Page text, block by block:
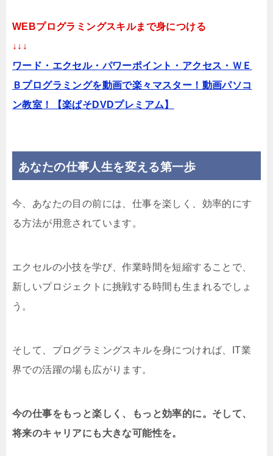
WEBプログラミングスキルまで身につける
↓↓↓
ワード・エクセル・パワーポイント・アクセス・ＷＥ
Ｂプログラミングを動画で楽々マスター！動画パソコ
ン教室！【楽ぱそDVDプレミアム】
あなたの仕事人生を変える第一歩
今、あなたの目の前には、仕事を楽しく、効率的にす
る方法が用意されています。
エクセルの小技を学び、作業時間を短縮することで、
新しいプロジェクトに挑戦する時間も生まれるでしょ
う。
そして、プログラミングスキルを身につければ、IT業
界での活躍の場も広がります。
今の仕事をもっと楽しく、もっと効率的に。そして、
将来のキャリアにも大きな可能性を。